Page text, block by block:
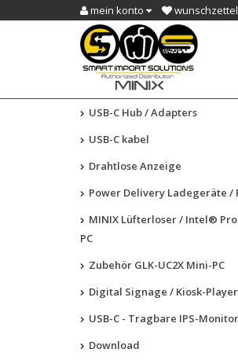
mein konto wunschzettel
USB-C Hub / Adapters
USB-C kabel
Drahtlose Anzeige
Power Delivery Ladegeräte /
MINIX Lüfterloser / Intel®
PC
Zubehör GLK-UC2X Mini-PC
Digital Signage / Kiosk-Player
USB-C - Tragbare IPS-
Download